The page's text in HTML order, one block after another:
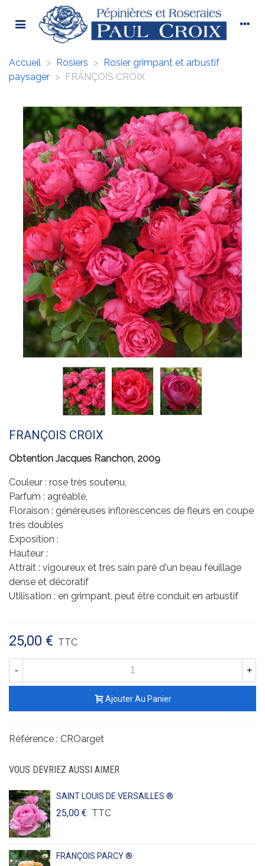
Accueil > Rosiers > Rosier grimpant et arbustif
paysager > FRANÇOIS CROIX
FRANÇOIS CROIX
Obtention Jacques Ranchon, 2009
Couleur : rose très soutenu,
Parfum : agréable,
Floraison : généreuses inflorescences de fleurs en coupe
très doubles
Exposition :
Hauteur :
Attrait : vigoureux et très sain paré d'un beau feuillage
dense et décoratif
Utilisation : en grimpant, peut être conduit en arbustif
25,00 € TTC
- +
Ajouter Au Panier
Référence : CROarget
VOUS DEVRIEZ AUSSI AIMER
SAINT LOUIS DE VERSAILLES ®
25,00 € TTC
FRANÇOIS PARCY ®